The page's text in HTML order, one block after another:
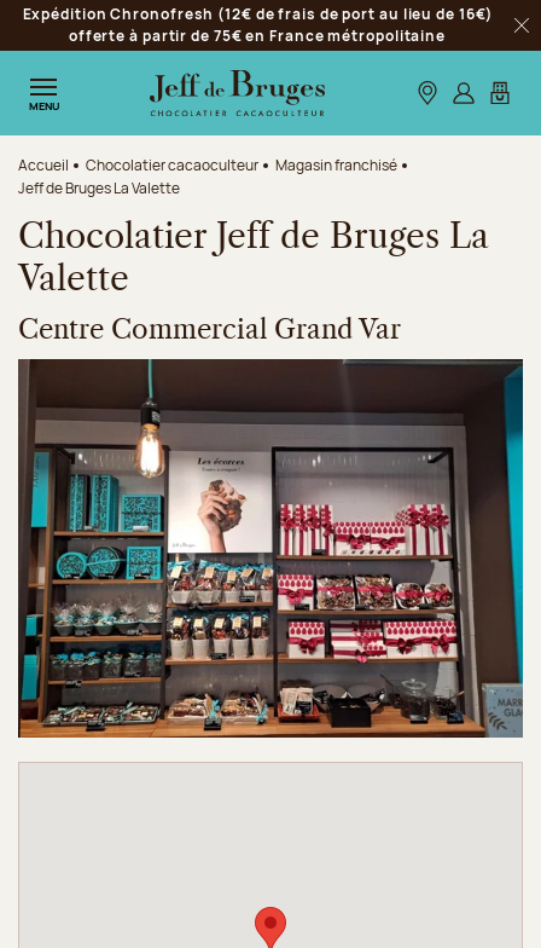
Aller à la navigation
Aller au contenu principal
Aller au pied de page
Expédition Chronofresh (12€ de frais de port au lieu de 16€)
offerte à partir de 75€ en France métropolitaine
MENU Nos boutiques
S’identifier
Mon
Accueil Chocolatier cacaoculteur
Magasin franchisé
Jeff de Bruges La Valette
Chocolatier Jeff de Bruges La
Valette
Centre Commercial Grand Var